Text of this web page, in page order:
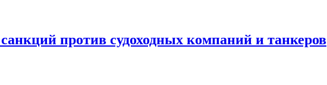
против судоходных компаний и танкеров